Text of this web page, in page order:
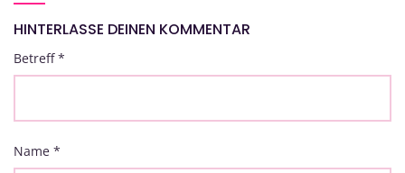
HINTERLASSE DEINEN KOMMENTAR
Betreff*
Name *